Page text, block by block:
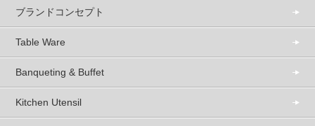
ブランドコンセプト
Table Ware
Banqueting & Buffet
Kitchen Utensil